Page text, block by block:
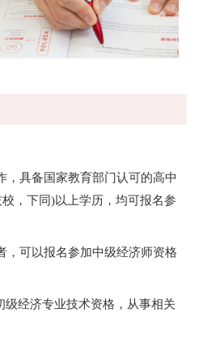
具备国家教育部门认可的高中
，下同)以上学历，均可报名参
可以报名参加中级经济师资格
经济专业技术资格，从事相关